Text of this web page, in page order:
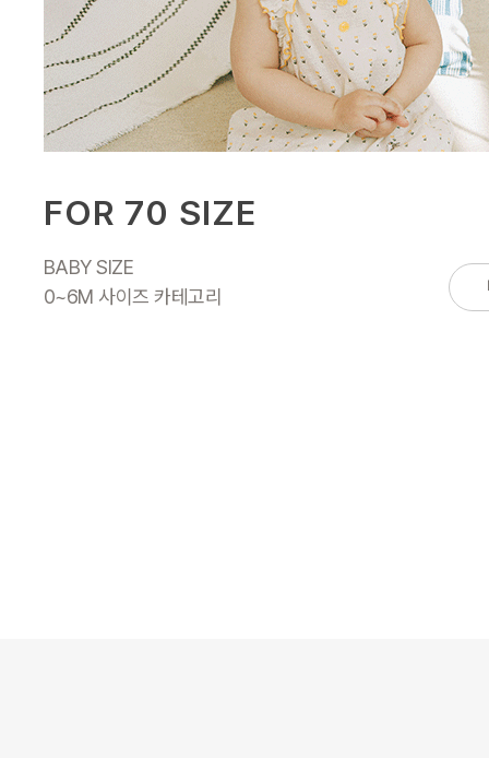
FOR 70 SIZE
BABY SIZE
0~6M 사이즈 카테고리